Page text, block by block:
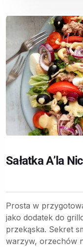
Sałatka A’la
Prosta w
jako dodatek do
przekąska. Sekret
warzyw, orzechów